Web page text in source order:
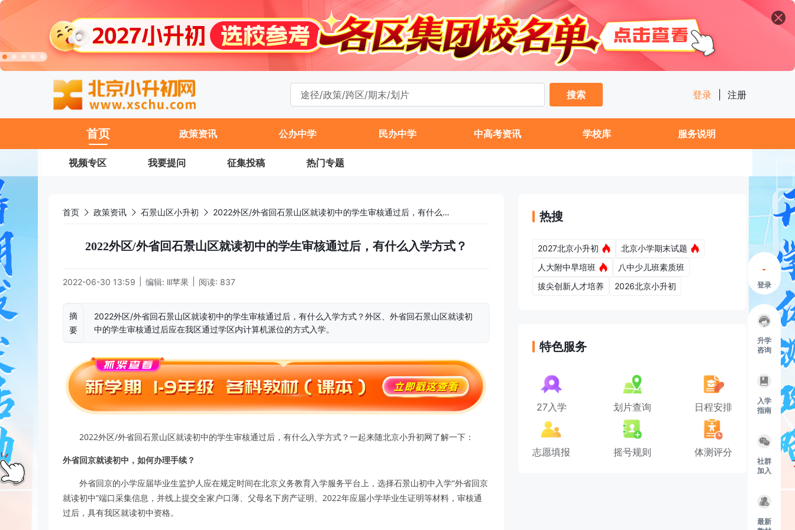
登录
升学
咨询
入学
指南
社群
加入
最新
搜索
登录 注册
首页 政策资讯 公办中学 民办中学 中高考资讯 学校库 服务说明
视频专区 我要提问 征集投稿 热门专题
首页 政策资讯 石景山区小升初 2022外区/外省回石景山区就读初中的学生审核通过后，有什么入学方式？
2022外区/外省回石景山区就读初中的学生审核通过后，有什么入学方式？
2022-06-30 13:59 编辑: lll苹果 阅读: 837
摘
要
2022外区/外省回石景山区就读初中的学生审核通过后，有什么入学方式？外区、外省回石景山区就读初
中的学生审核通过后应在我区通过学区内计算机派位的方式入学。
2022外区/外省回石景山区就读初中的学生审核通过后，有什么入学方式？一起来随北京小升初网了解一下：
外省回京就读初中，如何办理手续？
外省回京的小学应届毕业生监护人应在规定时间在北京义务教育入学服务平台上，选择石景山初中入学“外省回京
就读初中”端口采集信息，并线上提交全家户口薄、父母名下房产证明、2022年应届小学毕业生证明等材料，审核通
过后，具有我区就读初中资格。
热搜
2027北京小升初
北京小学期末试题
人大附中早培班
八中少儿班素质班
拔尖创新人才培养
2026北京小升初
特色服务
27入学 划片查询 日程安排
志愿填报 摇号规则 体测评分